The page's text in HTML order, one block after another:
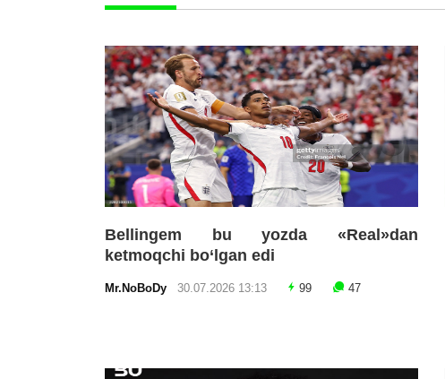
Bellingem bu yozda «Real»dan
ketmoqchi bo‘lgan edi
Mr.NoBoDy 30.07.2026 13:13 99 47